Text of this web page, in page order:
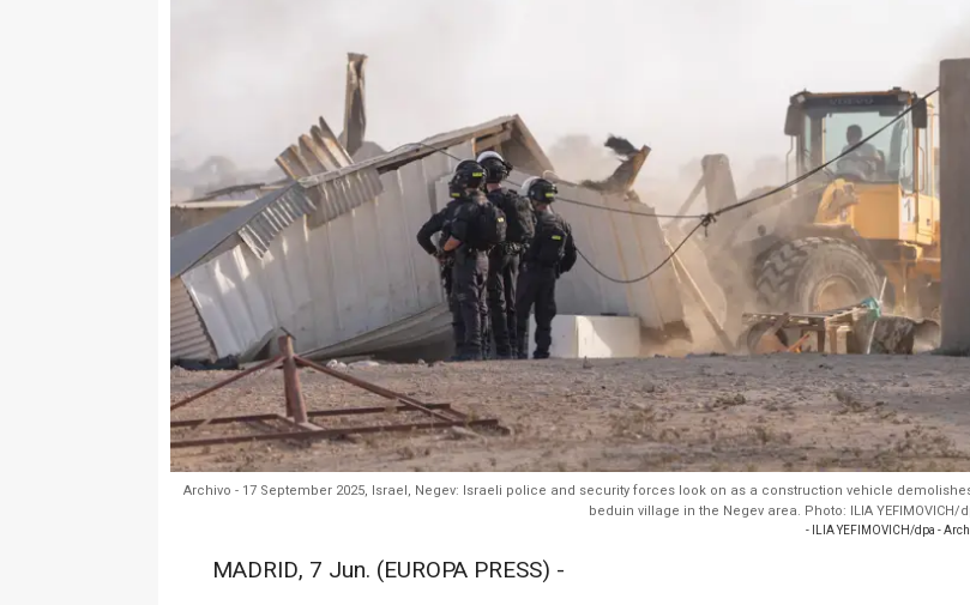
Archivo - 17 September 2025, Israel, Negev: Israeli police and security forces look on as a construction vehicle
beduin village in the Negev area. Photo: ILIA YEFIMOVICH/
- ILIA YEFIMOVICH/dpa -
MADRID, 7 Jun. (EUROPA PRESS) -